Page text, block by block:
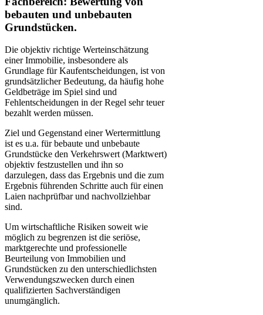
bebauten und unbebauten
Grundstücken.
Die objektiv richtige Werteinschätzung
einer Immobilie, insbesondere als
Grundlage für Kaufentscheidungen, ist von
grundsätzlicher Bedeutung, da häufig hohe
Geldbeträge im Spiel sind und
Fehlentscheidungen in der Regel sehr teuer
bezahlt werden müssen.
Ziel und Gegenstand einer Wertermittlung
ist es u.a. für bebaute und unbebaute
Grundstücke den Verkehrswert (Marktwert)
objektiv festzustellen und ihn so
darzulegen, dass das Ergebnis und die zum
Ergebnis führenden Schritte auch für einen
Laien nachprüfbar und nachvollziehbar
sind.
Um wirtschaftliche Risiken soweit wie
möglich zu begrenzen ist die seriöse,
marktgerechte und professionelle
Beurteilung von Immobilien und
Grundstücken zu den unterschiedlichsten
Verwendungszwecken durch einen
qualifizierten Sachverständigen
unumgänglich.